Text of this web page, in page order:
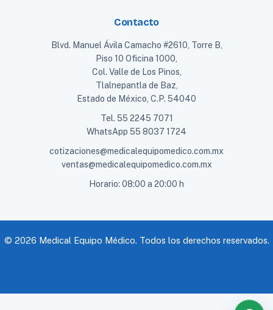
Contacto
Blvd. Manuel Ávila Camacho #2610, Torre B,
Piso 10 Oficina 1000,
Col. Valle de Los Pinos,
Tlalnepantla de Baz,
Estado de México, C.P. 54040
Tel. 55 2245 7071
WhatsApp 55 8037 1724
cotizaciones@medicalequipomedico.com.mx
ventas@medicalequipomedico.com.mx
Horario: 08:00 a 20:00 h
© 2026 Medical Equipo Médico. Todos los derechos reservados.